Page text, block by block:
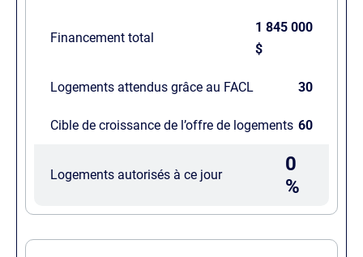
Financement total
1 845 000
$
Logements attendus grâce au FACL 30
Cible de croissance de l’offre de logements 60
Logements autorisés à ce jour
0
%